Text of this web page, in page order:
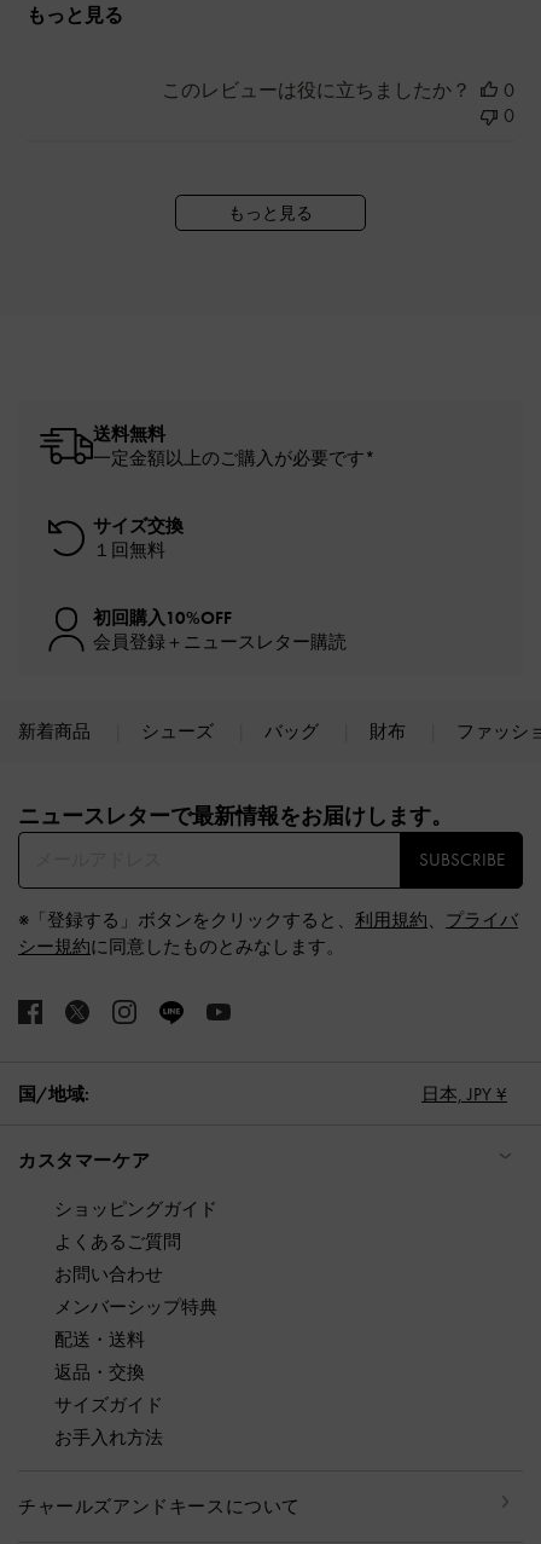
もっと見る
このレビューは役に立ちましたか？
0
0
もっと見る
送料無料
一定金額以上のご購入が必要です*
サイズ交換
１回無料
初回購入10%OFF
会員登録＋ニュースレター購読
新着商品 シューズ バッグ 財布 ファッシ
ニュースレターで最新情報をお届けします。​
SUBSCRIBE
※「登録する」ボタンをクリックすると、 利用規約、 プライバ
シー規約に同意したものとみなします。
国/地域: 日本, JPY ¥
カスタマーケア
ショッピングガイド
よくあるご質問
お問い合わせ
メンバーシップ特典
配送・送料
返品・交換
サイズガイド
お手入れ方法
チャールズアンドキースについて